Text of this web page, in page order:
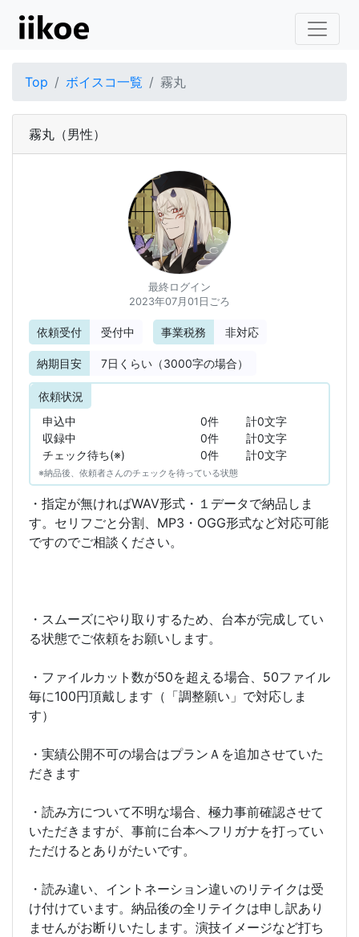
Top ボイスコ一覧 霧丸
霧丸 （男性）
最終ログイン
2023年07月01日ごろ
依頼受付 受付中 事業税務 非対応
納期目安 7日くらい（3000字の場合）
依頼状況
申込中
0件
計0文字
収録中
0件
計0文字
チェック待ち(※)
0件 計0文字
※納品後、依頼者さんのチェックを待っている状態
・指定が無ければWAV形式・１データで納品しま
す。セリフごと分割、MP3・OGG形式など対応可能
ですのでご相談ください。
・スムーズにやり取りするため、台本が完成してい
る状態でご依頼をお願いします。
・ファイルカット数が50を超える場合、50ファイル
毎に100円頂戴します（「調整願い」で対応しま
す）
・実績公開不可の場合はプランＡを追加させていた
だきます
・読み方について不明な場合、極力事前確認させて
いただきますが、事前に台本へフリガナを打ってい
ただけるとありがたいです。
・読み違い、イントネーション違いのリテイクは受
け付けています。納品後の全リテイクは申し訳あり
ませんがお断りいたします。演技イメージなど打ち